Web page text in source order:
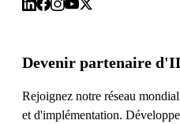
Devenir partenaire
Rejoignez notre réseau
et d'implémentation.